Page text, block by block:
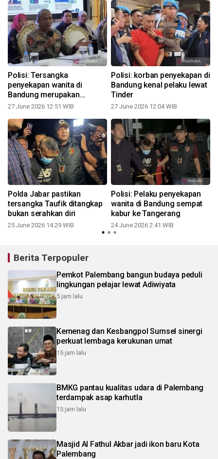
Polisi: Tersangka
penyekapan wanita di
Bandung merupakan
residivis
27 June 2026 12:51 WIB
Polisi: korban penyekapan di
Bandung kenal pelaku lewat
Tinder
27 June 2026 12:04 WIB
Polda Jabar pastikan
tersangka Taufik ditangkap
bukan serahkan diri
25 June 2026 14:29 WIB
Polisi: Pelaku penyekapan
wanita di Bandung sempat
kabur ke Tangerang
24 June 2026 2:41 WIB
Berita Terpopuler
Pemkot Palembang bangun budaya peduli
lingkungan pelajar lewat Adiwiyata
5 jam lalu
Kemenag dan Kesbangpol Sumsel sinergi
perkuat lembaga kerukunan umat
15 jam lalu
BMKG pantau kualitas udara di Palembang
terdampak asap karhutla
15 jam lalu
Masjid Al Fathul Akbar jadi ikon baru Kota
Palembang